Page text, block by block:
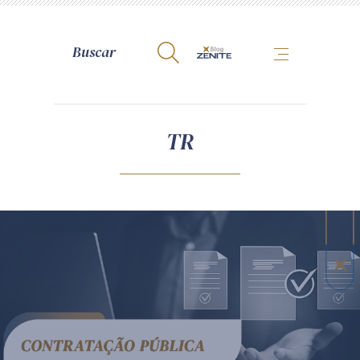
A Zênite
Como publicar conosco
Contato
Termos de uso
Política de Privacidade
Guia de Direitos dos Titulares de Dados
Encarregado (contato)
TR